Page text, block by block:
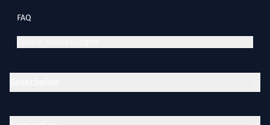
FAQ